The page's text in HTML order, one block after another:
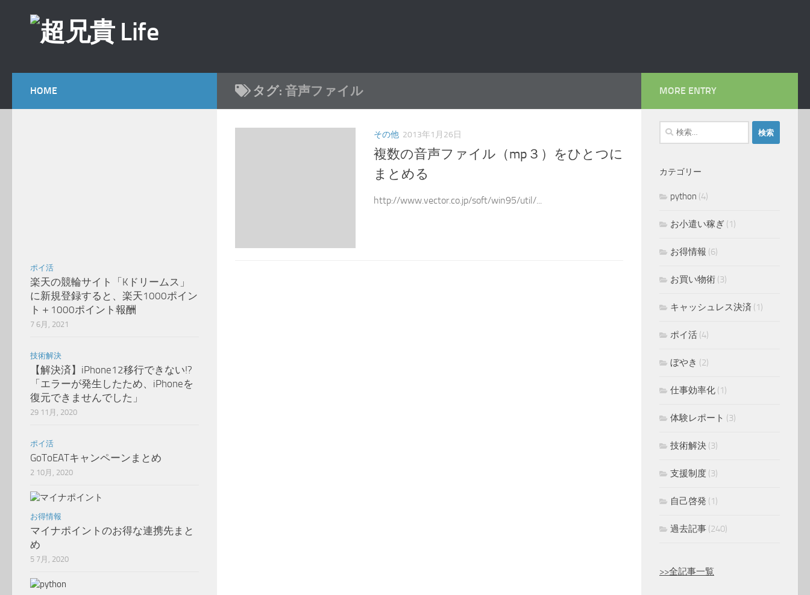
コンテンツへスキップ
タグ: 音声ファイル
その他 2013年1月26日
複数の音声ファイル（mp３）をひとつに
まとめる
http://www.vector.co.jp/soft/win95/util/...
HOME
ポイ活
楽天の競輪サイト「Kドリームス」
に新規登録すると、楽天1000ポイン
ト＋1000ポイント報酬
7 6月, 2021
技術解決
【解決済】iPhone12移行できない!?
「エラーが発生したため、iPhoneを
復元できませんでした」
29 11月, 2020
ポイ活
GoToEATキャンペーンまとめ
2 10月, 2020
お得情報
マイナポイントのお得な連携先まと
め
5 7月, 2020
MORE ENTRY
検
索:
カテゴリー
python (4)
お小遣い稼ぎ (1)
お得情報 (6)
お買い物術 (3)
キャッシュレス決済 (1)
ポイ活 (4)
ぼやき (2)
仕事効率化 (1)
体験レポート (3)
技術解決 (3)
支援制度 (3)
自己啓発 (1)
過去記事 (240)
>>全記事一覧